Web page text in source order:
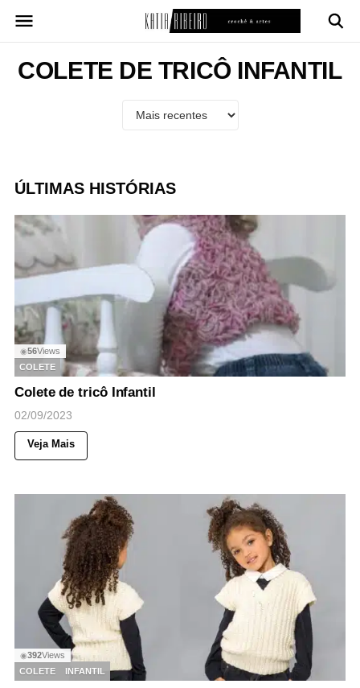
para
conteúdo
COLETE DE TRICÔ INFANTIL
ÚLTIMAS HISTÓRIAS
◉56Views
COLETE
Colete de tricô Infantil
02/09/2023
Veja Mais
◉392Views
COLETE
INFANTIL